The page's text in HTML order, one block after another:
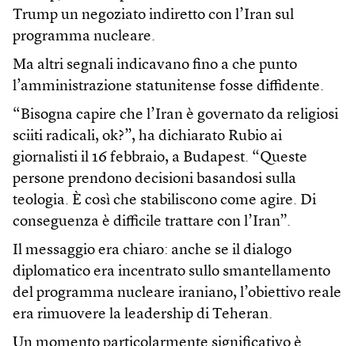
Trump un negoziato indiretto con l’Iran sul
programma nucleare.
Ma altri segnali indicavano fino a che punto
l’amministrazione statunitense fosse diffidente.
“Bisogna capire che l’Iran è governato da religiosi
sciiti radicali, ok?”, ha dichiarato Rubio ai
giornalisti il 16 febbraio, a Budapest. “Queste
persone prendono decisioni basandosi sulla
teologia. È così che stabiliscono come agire. Di
conseguenza è difficile trattare con l’Iran”.
Il messaggio era chiaro: anche se il dialogo
diplomatico era incentrato sullo smantellamento
del programma nucleare iraniano, l’obiettivo reale
era rimuovere la leadership di Teheran.